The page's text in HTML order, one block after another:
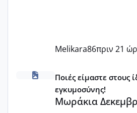
Melikara86πριν 21
Μωράκια Δεκεμβρίου 2026
Ποιές είμαστε στους
εγκυμοσύνης!
Μωράκια